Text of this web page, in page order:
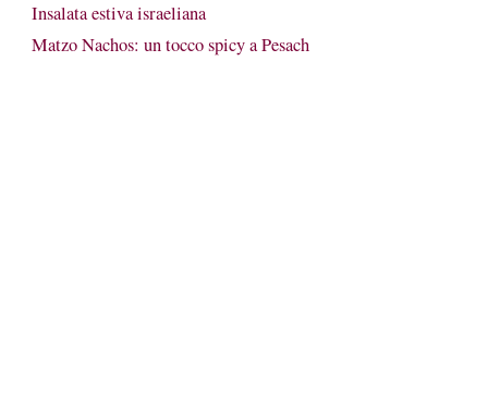
Insalata estiva israeliana
Matzo Nachos: un tocco spicy a Pesach